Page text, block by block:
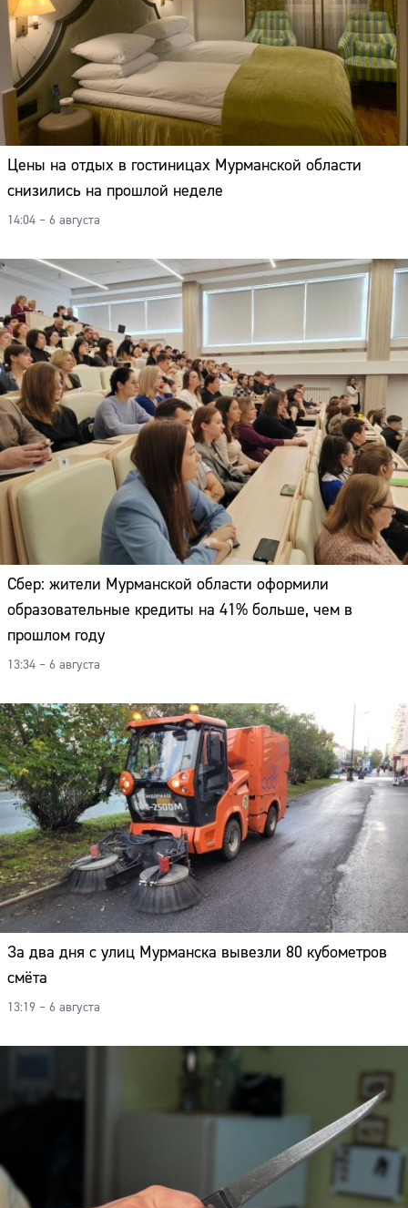
Цены на отдых в гостиницах Мурманской области
снизились на прошлой неделе
14:04 – 6 августа
Сбер: жители Мурманской области оформили
образовательные кредиты на 41% больше, чем в
прошлом году
13:34 – 6 августа
За два дня с улиц Мурманска вывезли 80 кубометров
смёта
13:19 – 6 августа